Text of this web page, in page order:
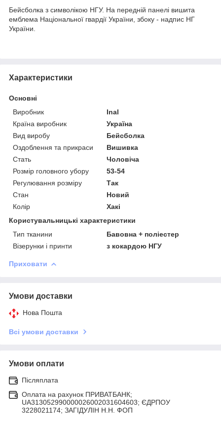
Бейсболка з символікою НГУ. На передній панелі вишита
емблема Національної гвардії України, збоку - надпис НГ
України.
Характеристики
Основні
Виробник
Inal
Країна виробник
Україна
Вид виробу
Бейсболка
Оздоблення та прикраси
Вишивка
Стать
Чоловіча
Розмір головного убору
53-54
Регулювання розміру
Так
Стан
Новий
Колір
Хакі
Користувальницькі характеристики
Тип тканини
Бавовна + поліестер
Візерунки і принти
з кокардою НГУ
Приховати
Умови доставки
Нова Пошта
Всі умови доставки
Умови оплати
Післяплата
Оплата на рахунок ПРИВАТБАНК;
UA313052990000026002031604603; ЄДРПОУ
3228021174; ЗАГIДУЛIН Н.Н. ФОП